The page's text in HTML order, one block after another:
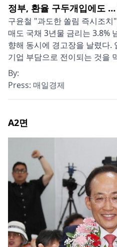
정부, 환율 구두개입에도
구윤철 "과도한 쏠림 즉시조
매도 국채 3년물 금리는 3.8%
향해 동시에 경고장을 날렸다.
기업 부담으로 전이되는 것을
By:
Press: 매일경제
A2면